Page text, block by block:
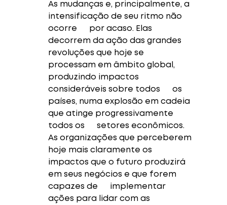
As mudanças e, principalmente, a
intensificação de seu ritmo não
ocorre      por acaso. Elas
decorrem da ação das grandes
revoluções que hoje se
processam em âmbito global,
produzindo impactos
consideráveis sobre todos      os
países, numa explosão em cadeia
que atinge progressivamente
todos os      setores econômicos.
As organizações que perceberem
hoje mais claramente os
impactos que o futuro produzirá
em seus negócios e que forem
capazes de      implementar
ações para lidar com as